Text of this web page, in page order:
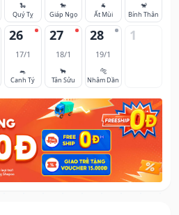
🐍
Quý Tỵ
🐎
Giáp Ngọ
🐐
Ất Mùi
🐒
Bính Thân
26
17/1
🐀
Canh Tý
27
18/1
🐂
Tân Sửu
28
19/1
🐅
Nhâm Dần
1